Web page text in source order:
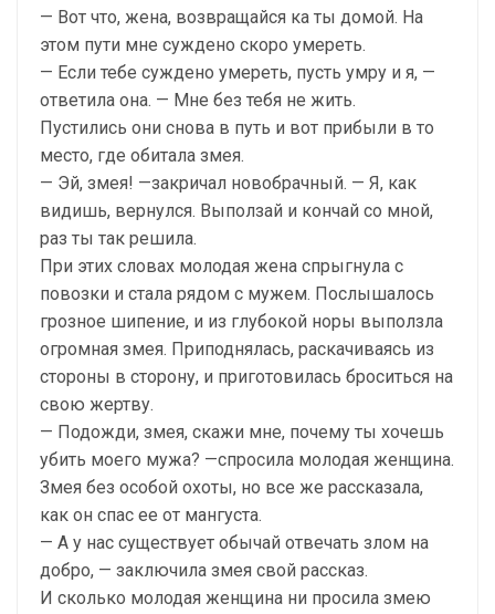
— Вот что, жена, возвращайся ка ты домой. На
этом пути мне суждено скоро умереть.
— Если тебе суждено умереть, пусть умру и я, —
ответила она. — Мне без тебя не жить.
Пустились они снова в путь и вот прибыли в то
место, где обитала змея.
— Эй, змея! —закричал новобрачный. — Я, как
видишь, вернулся. Выползай и кончай со мной,
раз ты так решила.
При этих словах молодая жена спрыгнула с
повозки и стала рядом с мужем. Послышалось
грозное шипение, и из глубокой норы выползла
огромная змея. Приподнялась, раскачиваясь из
стороны в сторону, и приготовилась броситься на
свою жертву.
— Подожди, змея, скажи мне, почему ты хочешь
убить моего мужа? —спросила молодая женщина.
Змея без особой охоты, но все же рассказала,
как он спас ее от мангуста.
— А у нас существует обычай отвечать злом на
добро, — заключила змея свой рассказ.
И сколько молодая женщина ни просила змею